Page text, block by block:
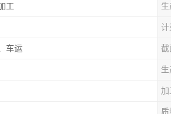
工 生
计
车运 截
加
质